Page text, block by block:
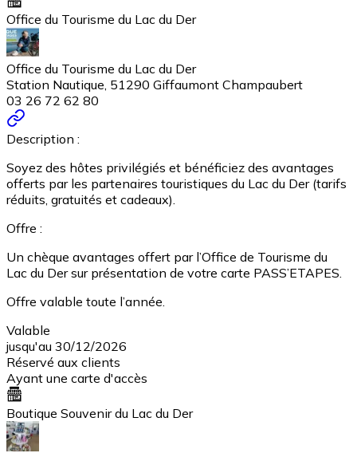
Office du Tourisme du Lac du Der
Office du Tourisme du Lac du Der
Station Nautique, 51290 Giffaumont Champaubert
03 26 72 62 80
Description :
Soyez des hôtes privilégiés et bénéficiez des avantages
offerts par les partenaires touristiques du Lac du Der (tarifs
réduits, gratuités et cadeaux).
Offre :
Un chèque avantages offert par l’Office de Tourisme du
Lac du Der sur présentation de votre carte PASS’ETAPES.
Offre valable toute l’année.
Valable
jusqu'au 30/12/2026
Réservé aux clients
Ayant une carte d'accès
Boutique Souvenir du Lac du Der